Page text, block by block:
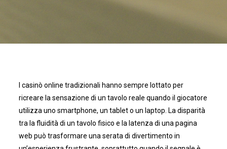
I casinò online tradizionali hanno sempre lottato per
ricreare la sensazione di un tavolo reale quando il giocatore
utilizza uno smartphone, un tablet o un laptop. La disparità
tra la fluidità di un tavolo fisico e la latenza di una pagina
web può trasformare una serata di divertimento in